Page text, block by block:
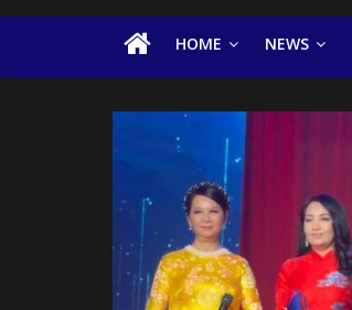
HOME NEWS